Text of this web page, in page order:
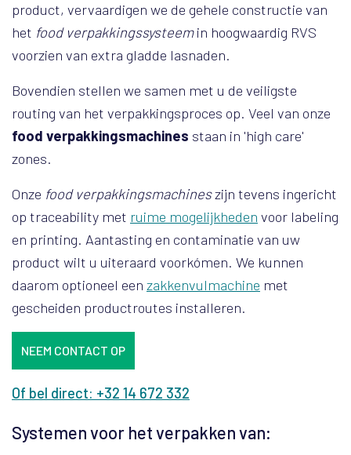
product, vervaardigen we de gehele constructie van
het food verpakkingssysteemin hoogwaardig RVS
voorzien van extra gladde lasnaden.
Bovendien stellen we samen met u de veiligste
routing van het verpakkingsproces op. Veel van onze
food verpakkingsmachines staan in 'high care'
zones.
Onze food verpakkingsmachineszijn tevens ingericht
op traceability met ruime mogelijkheden voor labeling
en printing. Aantasting en contaminatie van uw
product wilt u uiteraard voorkómen. We kunnen
daarom optioneel een zakkenvulmachine met
gescheiden productroutes installeren.
NEEM CONTACT OP
Of bel direct: +32 14 672 332
Systemen voor het verpakken van: